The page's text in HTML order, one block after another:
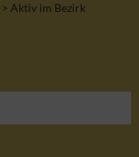
> Aktiv im Bezirk